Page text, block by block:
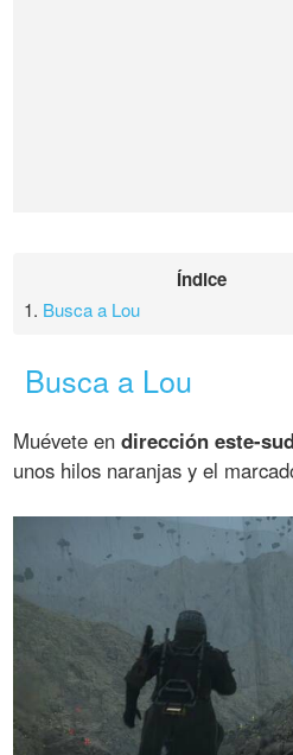
Índice
1. Busca a Lou
Busca a Lou
Muévete endirección este-
unos hilos naranjas y el